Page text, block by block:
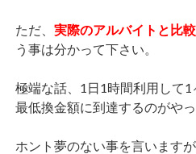
ただ、 実際のアルバイトと比
う事は分かって下さい。
極端な話、1日1時間利用して1
最低換金額に到達するのがやっ
ホント夢のない事を言います